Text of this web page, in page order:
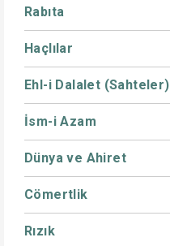
Rabıta
Haçlılar
Ehl-i Dalalet (Sahteler)
İsm-i Azam
Dünya ve Ahiret
Cömertlik
Rızık